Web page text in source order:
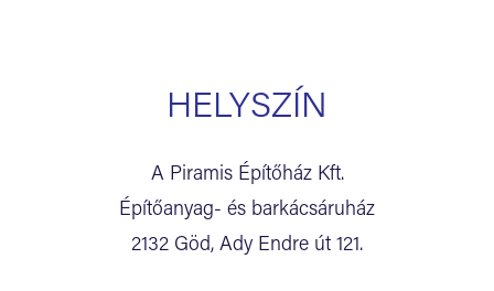
HELYSZÍN
A Piramis Építőház Kft.
Építőanyag- és barkácsáruház
2132 Göd, Ady Endre út 121.